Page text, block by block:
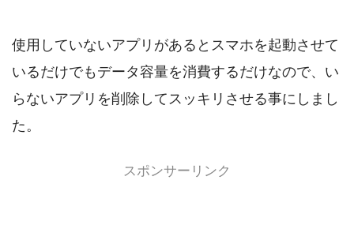
使用していないアプリがあるとスマホを起動させて
いるだけでもデータ容量を消費するだけなので、い
らないアプリを削除してスッキリさせる事にしまし
た。
スポンサーリンク